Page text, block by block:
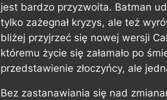
jest bardzo przyzwoita. Batman
tylko zażegnał kryzys, ale też
bliżej przyjrzeć się nowej wersji
któremu życie się załamało po
przedstawienie złoczyńcy, ale
Bez zastanawiania się nad